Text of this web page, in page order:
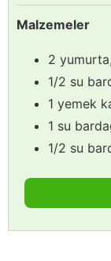
Malzemeler
2 yumurta,
1/2 su
1 yemek
1 su
1/2 su